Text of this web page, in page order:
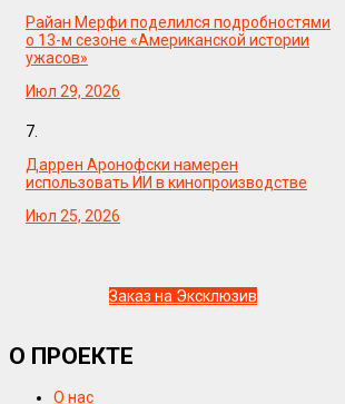
Райан Мерфи поделился подробностями
о 13-м сезоне «Американской истории
ужасов»
Июл 29, 2026
7.
Даррен Аронофски намерен
использовать ИИ в кинопроизводстве
Июл 25, 2026
Заказ на Эксклюзив
О ПРОЕКТЕ
О нас